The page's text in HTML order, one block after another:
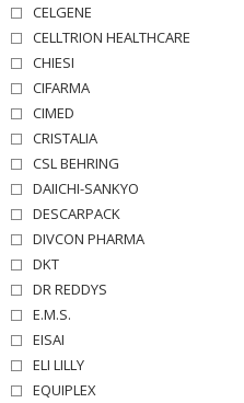
CELGENE
CELLTRION HEALTHCARE
CHIESI
CIFARMA
CIMED
CRISTALIA
CSL BEHRING
DAIICHI-SANKYO
DESCARPACK
DIVCON PHARMA
DKT
DR REDDYS
E.M.S.
EISAI
ELI LILLY
EQUIPLEX